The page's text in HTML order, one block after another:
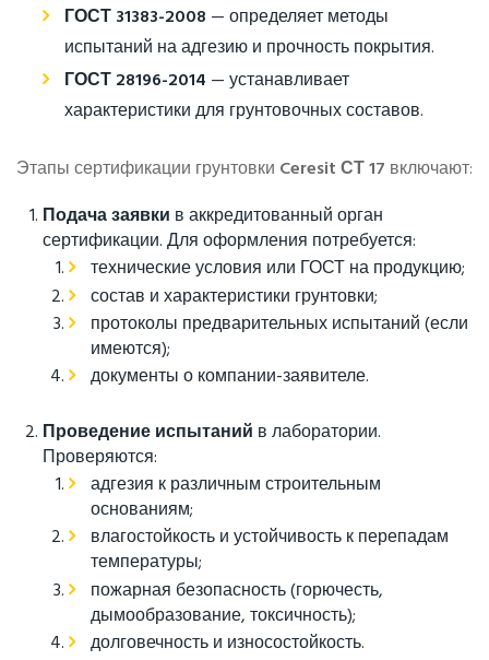
ГОСТ 31383-2008 — определяет методы
испытаний на адгезию и прочность покрытия.
ГОСТ 28196-2014 — устанавливает
характеристики для грунтовочных составов.
Этапы сертификации грунтовки Ceresit СТ 17 включают:
Подача заявки в аккредитованный орган
сертификации. Для оформления потребуется:
технические условия или ГОСТ на продукцию;
состав и характеристики грунтовки;
протоколы предварительных испытаний (если
имеются);
документы о компании-заявителе.
Проведение испытаний в лаборатории.
Проверяются:
адгезия к различным строительным
основаниям;
влагостойкость и устойчивость к перепадам
температуры;
пожарная безопасность (горючесть,
дымообразование, токсичность);
долговечность и износостойкость.